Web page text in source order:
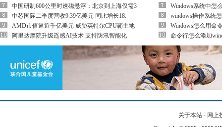
中国研制600公里时速磁悬浮：北京到上海仅需3
中芯国际二季度营收9.39亿美元 同比增长18.
AMD市值逼近千亿美元 威胁英特尔CPU霸主地
阿里达摩院升级遥感AI技术 支持防汛智能化
Windows系统中怎
windows操作系统
Windows怎么用命
命令行怎么添加
关于本站 - 网上